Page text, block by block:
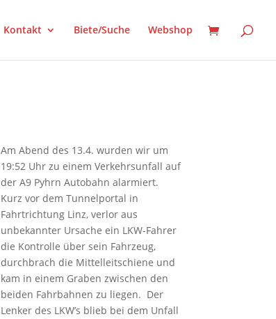
Kontakt Biete/Suche Webshop
Am Abend des 13.4. wurden wir um
19:52 Uhr zu einem Verkehrsunfall auf
der A9 Pyhrn Autobahn alarmiert.
Kurz vor dem Tunnelportal in
Fahrtrichtung Linz, verlor aus
unbekannter Ursache ein LKW-Fahrer
die Kontrolle über sein Fahrzeug,
durchbrach die Mittelleitschiene und
kam in einem Graben zwischen den
beiden Fahrbahnen zu liegen. Der
Lenker des LKW’s blieb bei dem Unfall